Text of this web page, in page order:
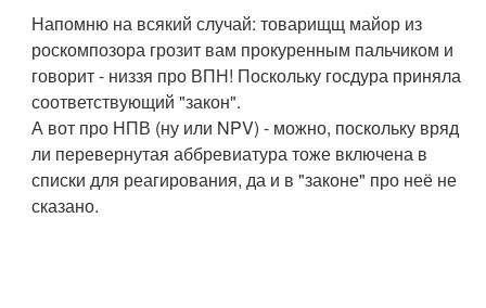
Напомню на всякий случай: товарищщ майор из
роскомпозора грозит вам прокуренным пальчиком и
говорит - низзя про ВПН! Поскольку госдура приняла
соответствующий "закон".
А вот про НПВ (ну или NPV) - можно, поскольку вряд
ли перевернутая аббревиатура тоже включена в
списки для реагирования, да и в "законе" про неё не
сказано.